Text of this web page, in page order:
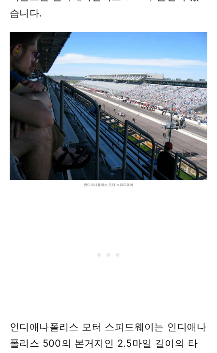
습니다.
인디애나폴리스 모터 스피드웨이
인디애나폴리스 모터 스피드웨이는 인디애나
폴리스 500의 본거지인 2.5마일 길이의 타